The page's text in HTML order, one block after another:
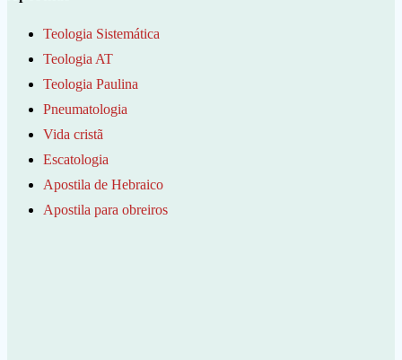
Teologia Sistemática
Teologia AT
Teologia Paulina
Pneumatologia
Vida cristã
Escatologia
Apostila de Hebraico
Apostila para obreiros